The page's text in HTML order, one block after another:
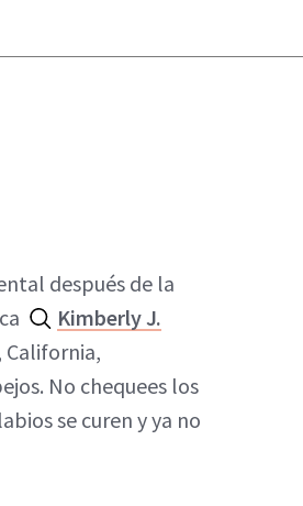
después de la
Kimberly J.
California,
No chequees los
se curen y ya no